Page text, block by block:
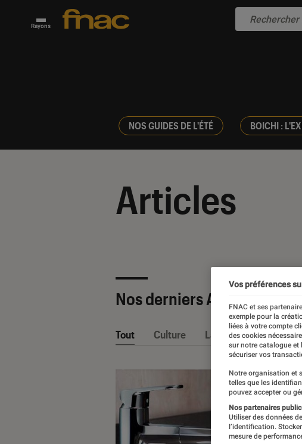
Rayons
NOS GUIDES DE L'ÉTÉ BOICHI :
Articles
Nos derniers Articles
Tout Culture La Claque Fnac
Vos préférences
FNAC et ses
exemple pour la
liées à votre compte
des cookies
sur notre catalogue et
sécuriser vos
Notre organisation et
telles que les
pouvez accepter ou
Nos partenaires
Utiliser des données
l’identification.
mesure de